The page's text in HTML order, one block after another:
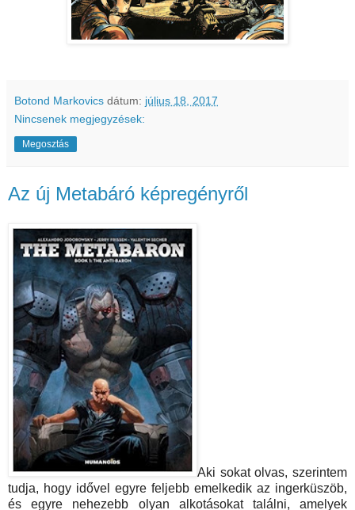
Botond Markovics dátum: július 18, 2017
Nincsenek megjegyzések:
Megosztás
Az új Metabáró képregényről
Aki sokat olvas, szerintem
tudja, hogy idővel egyre feljebb emelkedik az ingerküszöb,
és egyre nehezebb olyan alkotásokat találni, amelyek